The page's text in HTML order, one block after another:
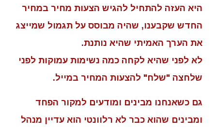
היא העזה להתחיל להגיש הצעות מחיר במחיר
החדש שקבענו, שהיה מבוסס על תגמול שמייצג
את הערך האמיתי שהיא נותנת.
לא לפני שהיא לקחה כמה נשימות עמוקות לפני
שלחצה "שלח" להצעות המחיר במייל.
גם כשאנחנו מבינים ומודעים למקור הפחד
ומבינים שהוא כבר לא רלוונטי הוא עדיין מנהל